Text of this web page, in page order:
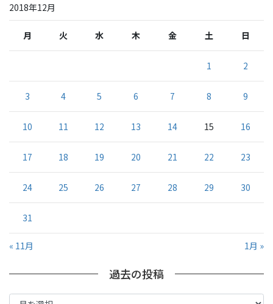
2018年12月
月 火 水 木 金 土 日
1 2
3 4 5 6 7 8 9
10 11 12 13 14 15 16
17 18 19 20 21 22 23
24 25 26 27 28 29 30
31
« 11月 1月 »
過去の投稿
過